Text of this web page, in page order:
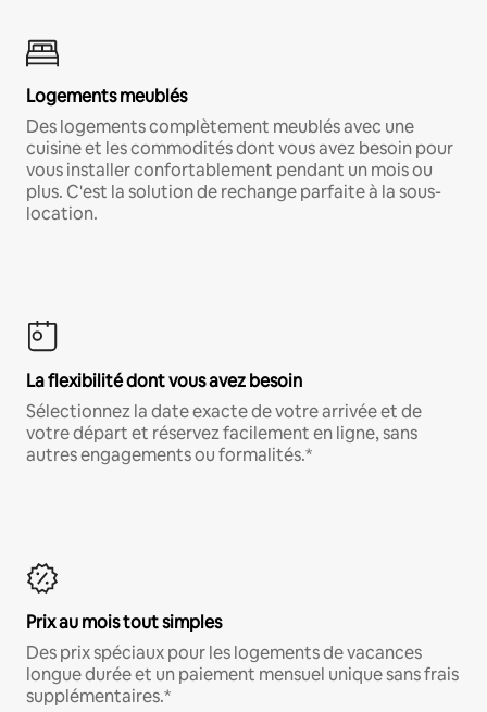
Logements meublés
Des logements complètement meublés avec une
cuisine et les commodités dont vous avez besoin pour
vous installer confortablement pendant un mois ou
plus. C'est la solution de rechange parfaite à la sous-
location.
La flexibilité dont vous avez besoin
Sélectionnez la date exacte de votre arrivée et de
votre départ et réservez facilement en ligne, sans
autres engagements ou formalités.*
Prix au mois tout simples
Des prix spéciaux pour les logements de vacances
longue durée et un paiement mensuel unique sans frais
supplémentaires.*